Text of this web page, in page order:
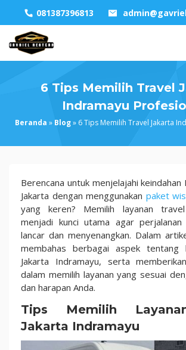
content
081387396813
6 Tips Memilih Travel
Indramayu
Beranda » Blog» 6 Tips Memilih Travel Jakarta
6
Tips
Memilih
Travel
Jakarta
Indramayu
Profesional
Berencana untuk menjelajahi
Jakarta dengan menggunakan paket
yang keren? Memilih layanan
menjadi kunci utama agar perjalanan
lancar dan menyenangkan. Dalam
membahas berbagai aspek tentang
Jakarta Indramayu, serta
dalam memilih layanan yang sesuai
dan harapan Anda.
Tips Memilih
Jakarta Indramayu